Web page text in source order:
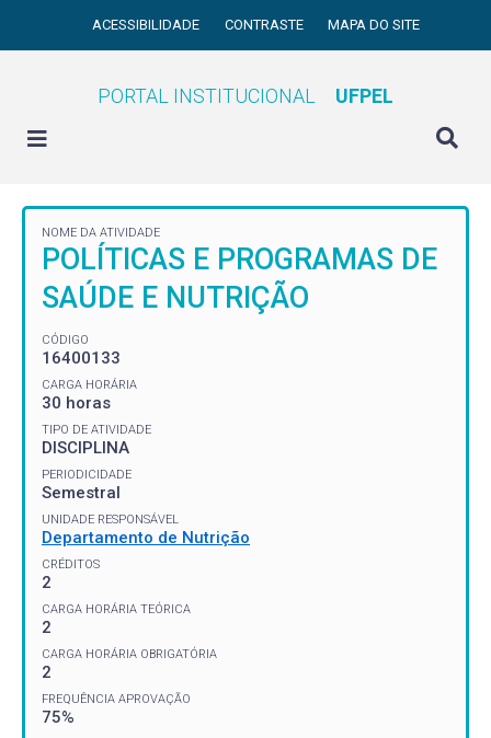
ACESSIBILIDADE CONTRASTE MAPA DO SITE
PORTAL INSTITUCIONAL UFPEL
NOME DA ATIVIDADE
POLÍTICAS E PROGRAMAS DE
SAÚDE E NUTRIÇÃO
CÓDIGO
16400133
CARGA HORÁRIA
30 horas
TIPO DE ATIVIDADE
DISCIPLINA
PERIODICIDADE
Semestral
UNIDADE RESPONSÁVEL
Departamento de Nutrição
CRÉDITOS
2
CARGA HORÁRIA TEÓRICA
2
CARGA HORÁRIA OBRIGATÓRIA
2
FREQUÊNCIA APROVAÇÃO
75%